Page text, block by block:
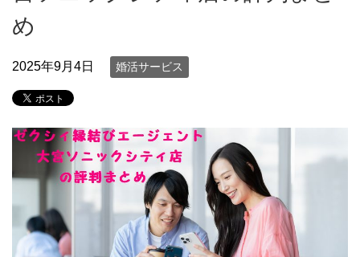
め
2025年9月4日 婚活サービス